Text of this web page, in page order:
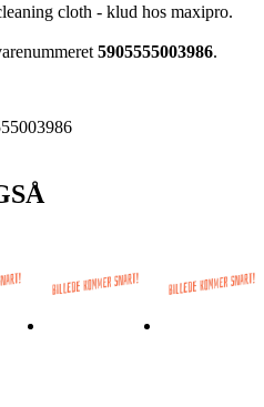
cloth - klud hos maxipro.
5905555003986.